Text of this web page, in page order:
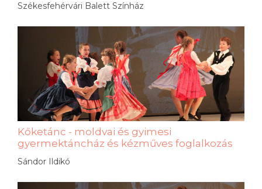
Székesfehérvári Balett Színház
Kőketánc - moldvai és gyimesi
gyermektáncház és kézműves foglalkozás
Sándor Ildikó